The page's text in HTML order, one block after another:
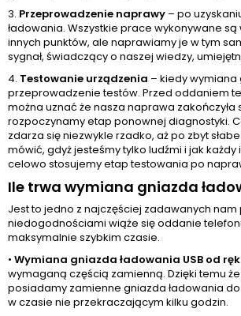
3. Przeprowadzenie naprawy – po
ładowania. Wszystkie prace wykonywane
innych punktów, ale naprawiamy je w tym
sygnał, świadczący o naszej wiedzy,
4. Testowanie urządzenia – kiedy wymiana
przeprowadzenie testów. Przed oddaniem
można uznać że nasza naprawa
rozpoczynamy etap ponownej diagnostyki.
zdarza się niezwykle rzadko, aż po zbyt
mówić, gdyż jesteśmy tylko ludźmi i jak
celowo stosujemy etap testowania po
Ile trwa wymiana gniazda
Jest to jedno z najczęściej zadawanych
niedogodnościami wiąże się oddanie
maksymalnie szybkim czasie.
• Wymiana gniazda ładowania USB od
wymaganą częścią zamienną. Dzięki temu
posiadamy zamienne gniazda ładowania
w czasie nie przekraczającym kilku godzin.